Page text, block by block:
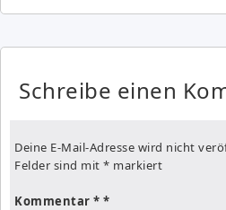
Schreibe einen
Deine E-Mail-Adresse wird nicht
Felder sind mit * markiert
Kommentar *